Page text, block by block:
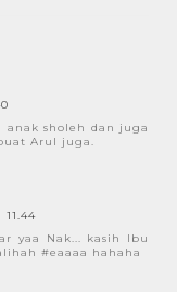
anak sholeh dan juga
Arul juga.
yaa Nak... kasih Ibu
#eaaaa hahaha